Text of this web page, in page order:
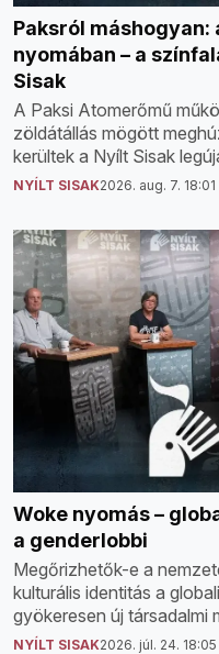
Paksról
nyomában – a
Sisak
A Paksi Atomerőmű
zöldátállás mögött
kerültek a Nyílt Sisak
NYÍLT SISAK2026. aug. 7. 18:01
Woke nyomás –
a genderlobbi
Megőrizhetők-e a
kulturális identitás a
gyökeresen új társadalmi
NYÍLT SISAK2026. júl. 24. 18:05